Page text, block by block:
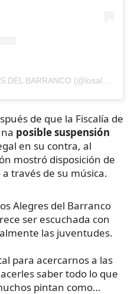
de que la Fiscalía de
posible suspensión
en su contra, al
mostró disposición de
través de su música.
Alegres del Barranco
ser escuchada con
las juventudes.
para acercarnos a las
saber todo lo que
pintan como…